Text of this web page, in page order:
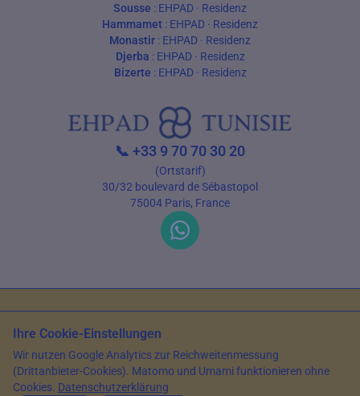
Sousse : EHPAD · Residenz
Hammamet : EHPAD · Residenz
Monastir : EHPAD · Residenz
Djerba : EHPAD· Residenz
Bizerte : EHPAD· Residenz
📞 +33 9 70 70 30 20
(Ortstarif)
30/32 boulevard de Sébastopol
75004 Paris, France
© 2026 EHPAD Tunisie — Alle Rechte vorbehalten
Artikel verfasst von Farès Bouslama, Präsident von SILVER RESORTS
Aktualisiert am15. Mai 2026
Ihre Cookie-Einstellungen
Wir nutzen Google Analytics zur Reichweitenmessung
(Drittanbieter-Cookies). Matomo und Umami funktionieren ohne
Cookies. Datenschutzerklärung